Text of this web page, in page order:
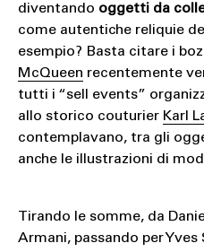
diventando oggetti da
come autentiche reliquie
esempio? Basta citare i
McQueen recentemente
tutti i “sell events”
allo storico couturier Karl
contemplavano, tra gli
anche le illustrazioni di
Tirando le somme, da
Armani, passando per